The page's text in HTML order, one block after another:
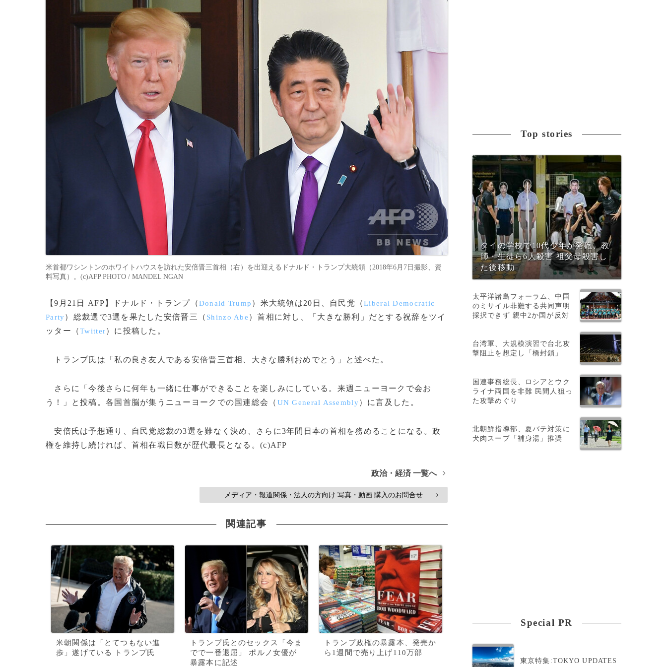
米首都ワシントンのホワイトハウスを訪れた安倍晋三首相（右）を出迎えるドナルド・トランプ大統領（2018年6月7日撮影、資
料写真）。(c)AFP PHOTO / MANDEL NGAN
【9月21日 AFP】ドナルド・トランプ（Donald Trump ）米大統領は20日、自民党（Liberal Democratic
Party）総裁選で3選を果たした安倍晋三（ Shinzo Abe ）首相に対し、「大きな勝利」だとする祝辞をツイ
ッター（Twitter）に投稿した。
トランプ氏は「私の良き友人である安倍晋三首相、大きな勝利おめでとう」と述べた。
さらに「今後さらに何年も一緒に仕事ができることを楽しみにしている。来週ニューヨークで会お
う！」と投稿。各国首脳が集うニューヨークでの国連総会（ UN General Assembly）に言及した。
安倍氏は予想通り、自民党総裁の3選を難なく決め、さらに3年間日本の首相を務めることになる。政
権を維持し続ければ、首相在職日数が歴代最長となる。(c)AFP
政治・経済 一覧へ >
メディア・報道関係・法人の方向け 写真・動画 購入のお問合せ >
関連記事
米朝関係は「とてつもない進
歩」遂げている トランプ氏
トランプ氏とのセックス「今ま
でで一番退屈」 ポルノ女優が
暴露本に記述
トランプ政権の暴露本、発売か
ら1週間で売り上げ110万部
Top stories
タイの学校で10代少年が発砲、教
師・生徒ら6人殺害 祖父母殺害し
た後移動
太平洋諸島フォーラム、中国
のミサイル非難する共同声明
採択できず 親中2か国が反対
台湾軍、大規模演習で台北攻
撃阻止を想定し「橋封鎖」
国連事務総長、ロシアとウク
ライナ両国を非難 民間人狙っ
た攻撃めぐり
北朝鮮指導部、夏バテ対策に
犬肉スープ「補身湯」推奨
Special PR
東京特集:TOKYO UPDATES